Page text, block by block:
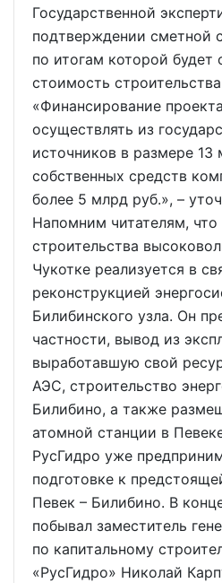
Государственной
подтверждении сметной
по итогам которой будет
стоимость
«Финансирование
осуществлять из
источников в размере 13
собственных средств
более 5 млрд руб.», –
Напомним читателям, что
строительства
Чукотке реализуется в
реконструкцией
Билибинского узла. Он
частности, вывод из
выработавшую свой
АЭС, строительство
Билибино, а также
атомной станции в
РусГидро уже
подготовке к
Певек – Билибино. В
побывал заместитель
по капитальному
«РусГидро» Николай